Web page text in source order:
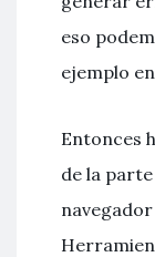
eso
ejemplo
Entonces
de la